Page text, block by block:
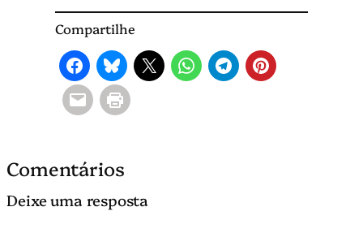
Compartilhe
Comentários
Deixe uma resposta